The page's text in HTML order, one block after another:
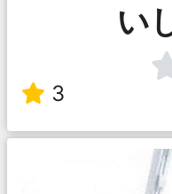
い
3